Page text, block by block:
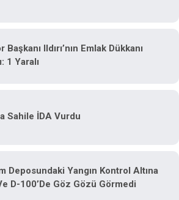
Ildırı’nın Emlak Dükkanı
1 Yaralı
Sahile İDA Vurdu
Deposundaki Yangın Kontrol Altına
D-100’de Göz Gözü Görmedi